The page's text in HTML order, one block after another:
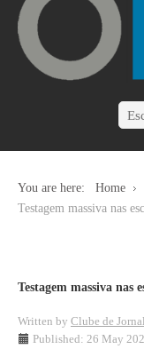
You are here: Home
Testagem massiva nas
Testagem massiva nas
Written by Clube de
Published: 26 May